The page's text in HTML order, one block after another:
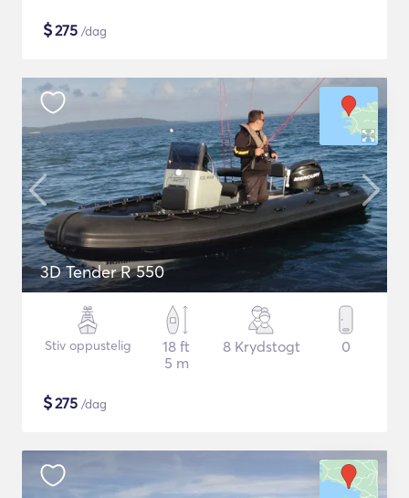
$275 /dag
3D Tender R 550
Stiv oppustelig
18 ft
5 m
8 Krydstogt 0
$275 /dag